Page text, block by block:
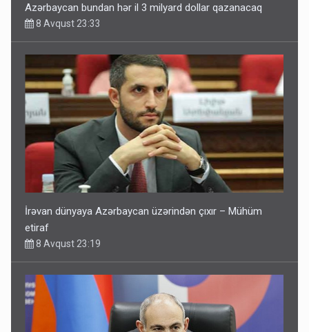
Azərbaycan bundan hər il 3 milyard dollar qazanacaq
8 Avqust 23:33
İrəvan dünyaya Azərbaycan üzərindən çıxır – Mühüm
etiraf
8 Avqust 23:19